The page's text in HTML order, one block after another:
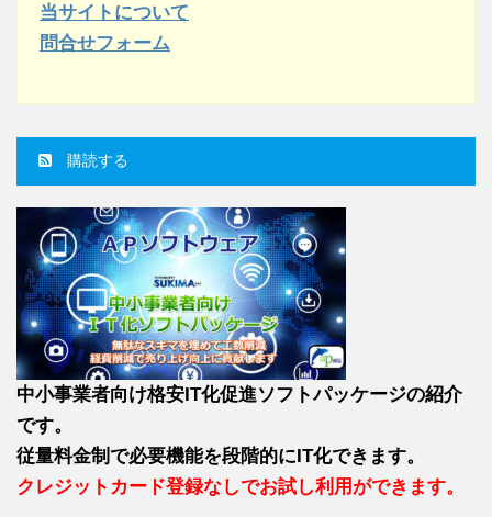
当サイトについて
問合せフォーム
購読する
中小事業者向け格安IT化促進ソフトパッケージの紹介
です。
従量料金制で必要機能を段階的にIT化できます。
クレジットカード登録なしでお試し利用ができます。